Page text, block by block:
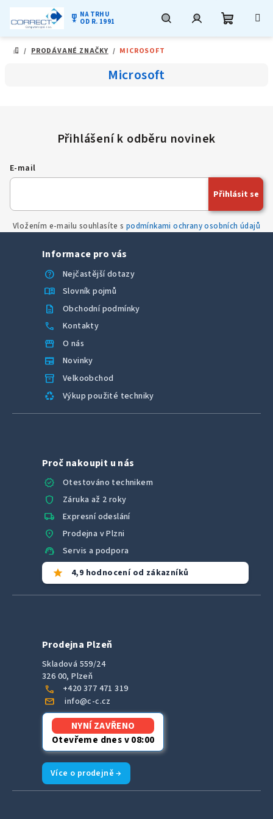
military_tech NA TRHU
OD R. 1991
DOMŮ
/ PRODÁVANÉ ZNAČKY / MICROSOFT
Microsoft
E-mail
Vložením e-mailu souhlasíte s podmínkami ochrany osobních údajů
Přihlásit se
Informace pro vás
help
Nejčastější dotazy
menu_book Slovník pojmů
description Obchodní podmínky
call Kontakty
storefront O nás
newspaper Novinky
inventory_2 Velkoobchod
recycling Výkup použité techniky
Proč nakoupit u nás
verified
Otestováno technikem
shield Záruka až 2 roky
local_shipping Expresní odeslání
location_on Prodejna v Plzni
support_agent Servis a podpora
star 4,9 hodnocení od zákazníků
Prodejna Plzeň
Skladová 559/24
326 00, Plzeň
call +420 377 471 319
mail info@c-c.cz
NYNÍ ZAVŘENO
Otevřeme dnes v 08:00
Více o prodejně →